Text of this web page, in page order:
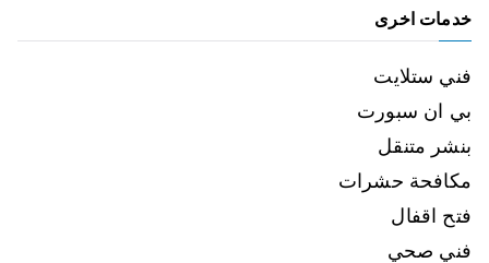
خدمات اخرى
فني ستلايت
بي ان سبورت
بنشر متنقل
مكافحة حشرات
فتح اقفال
فني صحي